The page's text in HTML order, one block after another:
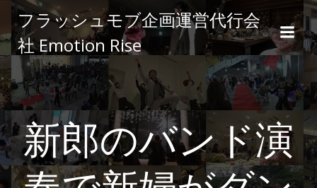
ン
ン
へ
ス
キ
ッ
プ
フラッシュモブ企画運営代行会
社 Emotion Rise
新郎のバンド演